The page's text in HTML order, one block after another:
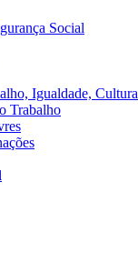
Social
Igualdade, Cultura
Trabalho